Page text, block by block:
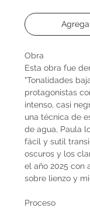
Obra
Esta obra fue
"Tonalidades
protagonistas
intenso, casi
una técnica de
de agua, Paula
fácil y sutil
oscuros y los
el año 2025 con
sobre lienzo y
Proceso